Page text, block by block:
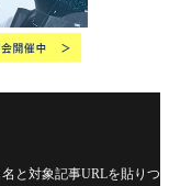
と対象記事URLを貼りつ